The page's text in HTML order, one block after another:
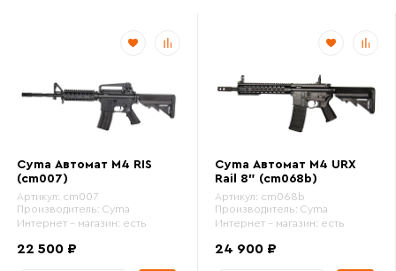
Cyma Автомат M4 RIS
(cm007)
Артикул: cm007
Производитель: Cyma
Интернет - магазин: есть
22 500 ₽
Cyma Автомат M4 URX
Rail 8" (cm068b)
Артикул: cm068b
Производитель: Cyma
Интернет - магазин: есть
24 900 ₽